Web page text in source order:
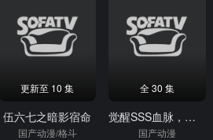
更新至 10 集
伍六七之暗影宿命
国产动漫/格斗
全 30 集
觉醒SSS血脉，高冷校花倒追我动态漫画
国产动漫